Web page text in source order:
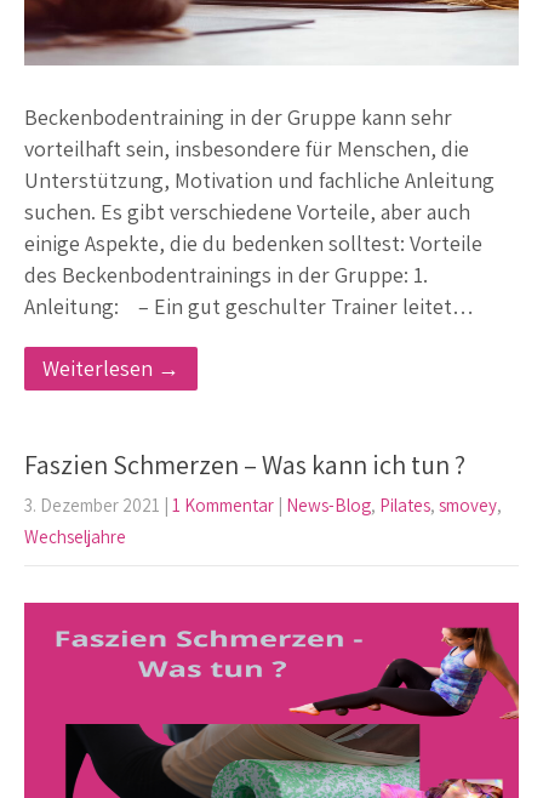
Beckenbodentraining in der Gruppe kann sehr
vorteilhaft sein, insbesondere für Menschen, die
Unterstützung, Motivation und fachliche Anleitung
suchen. Es gibt verschiedene Vorteile, aber auch
einige Aspekte, die du bedenken solltest: Vorteile
des Beckenbodentrainings in der Gruppe: 1.
Anleitung: – Ein gut geschulter Trainer leitet…
Weiterlesen →
Faszien Schmerzen – Was kann ich tun ?
3. Dezember 2021 | 1 Kommentar | News-Blog, Pilates, smovey,
Wechseljahre